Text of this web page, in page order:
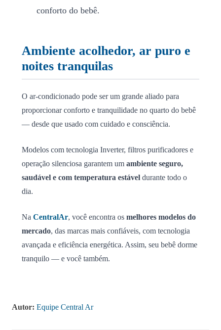
conforto do bebê.
Ambiente acolhedor, ar puro e
noites tranquilas
O ar-condicionado pode ser um grande aliado para
proporcionar conforto e tranquilidade no quarto do bebê
— desde que usado com cuidado e consciência.
Modelos com tecnologia Inverter, filtros purificadores e
operação silenciosa garantem um ambiente seguro,
saudável e com temperatura estável durante todo o
dia.
Na CentralAr, você encontra os melhores modelos do
mercado, das marcas mais confiáveis, com tecnologia
avançada e eficiência energética. Assim, seu bebê dorme
tranquilo — e você também.
Autor: Equipe Central Ar